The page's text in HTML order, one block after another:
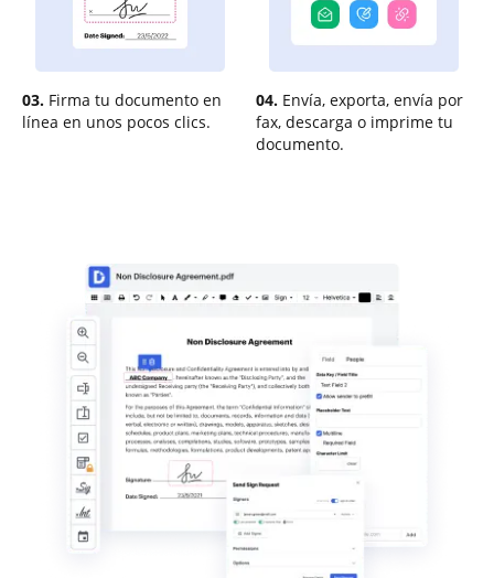
03. Firma tu documento en
línea en unos pocos clics.
04. Envía, exporta, envía por
fax, descarga o imprime tu
documento.